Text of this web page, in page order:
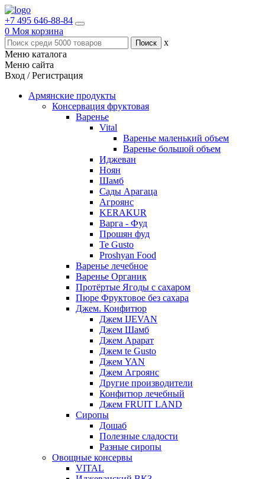
+7 495 646-88-84
0 Моя корзина
x
Меню каталога
Меню сайта
Вход / Регистрация
Армянские продукты
Консервация фруктовая
Варенье
Vital
Варенье маленький объем
Варенье большой объем
Иджеван
Ноян
Шамб
Сады Арагаца
Агроянс
KERAKUR
Варга - Фуд
Прошян фуд
Te Gusto
Proshyan Food
Варенье лечебное
Варенье Органик
Протёртые Ягоды с сахаром
Пюре Фруктовое без сахара
Джем. Конфитюр
Джем IJEVAN
Джем Шамб
Джем Арарат
Джем te Gusto
Джем YAN
Джем Агроянс
Другие производители
Конфитюр лечебный
Джем FRUIT LAND
Сиропы
Дошаб
Полезные сладости
Разные сиропы
Овощные консервы
VITAL